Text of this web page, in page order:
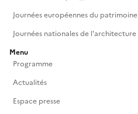
Journées européennes du patrimoine
Journées nationales de l'architecture
Menu
Programme
Actualités
Espace presse